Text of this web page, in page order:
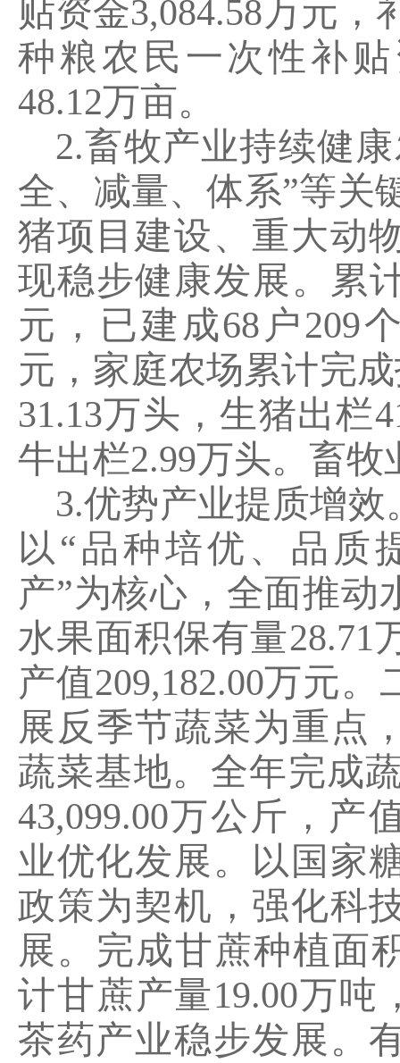
贴资金3,084.58万元，
种粮农民一次性补
48.12万亩。
2.畜牧产业持续健
全、减量、体系”等关
猪项目建设、重大动
现稳步健康发展。累
元，已建成68 户209
元，家庭农场累计完
31.13万头，生猪出栏
牛出栏2.99万头。畜牧
3.优势产业提质增
以 “品种培优、品质
产”为核心，全面推动
水果面积保有量28.71
产值209,182.00万元。
展反季节蔬菜为重点
蔬菜基地。全年完成
43,099.00万公斤，产
业优化发展。以国家
政策为契机，强化科
展。完成甘蔗种植面
计甘蔗产量19.00万吨
茶药产业稳步发展。